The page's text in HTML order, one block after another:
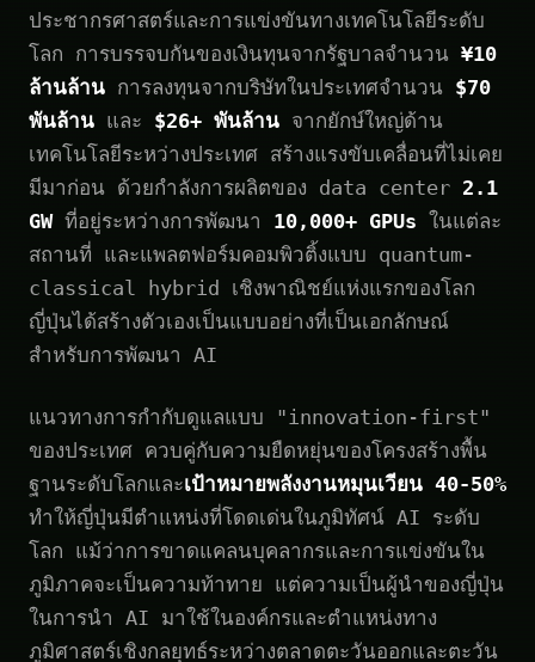
ประชากรศาสตร์และการแข่งขันทางเทคโนโลยีระดับ
โลก การบรรจบกันของเงินทุนจากรัฐบาลจำนวน ¥10
ล้านล้าน การลงทุนจากบริษัทในประเทศจำนวน $70
พันล้าน และ $26+ พันล้าน จากยักษ์ใหญ่ด้าน
เทคโนโลยีระหว่างประเทศ สร้างแรงขับเคลื่อนที่ไม่เคย
มีมาก่อน ด้วยกำลังการผลิตของ data center 2.1
GWที่อยู่ระหว่างการพัฒนา 10,000+ GPUs ในแต่ละ
สถานที่ และแพลตฟอร์มคอมพิวติ้งแบบ quantum-
classical hybrid เชิงพาณิชย์แห่งแรกของโลก
ญี่ปุ่นได้สร้างตัวเองเป็นแบบอย่างที่เป็นเอกลักษณ์
สำหรับการพัฒนา AI
แนวทางการกำกับดูแลแบบ "innovation-first"
ของประเทศ ควบคู่กับความยืดหยุ่นของโครงสร้างพื้น
ฐานระดับโลกและเป้าหมายพลังงานหมุนเวียน 40-50%
ทำให้ญี่ปุ่นมีตำแหน่งที่โดดเด่นในภูมิทัศน์ AI ระดับ
โลก แม้ว่าการขาดแคลนบุคลากรและการแข่งขันใน
ภูมิภาคจะเป็นความท้าทาย แต่ความเป็นผู้นำของญี่ปุ่น
ในการนำ AI มาใช้ในองค์กรและตำแหน่งทาง
ภูมิศาสตร์เชิงกลยุทธ์ระหว่างตลาดตะวันออกและตะวัน